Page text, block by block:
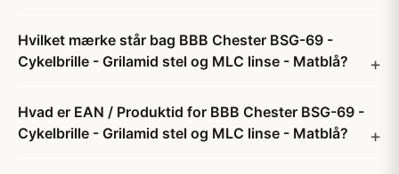
Hvilket mærke står bag BBB Chester BSG-69 -
Cykelbrille - Grilamid stel og MLC linse - Matblå?
Hvad er EAN / Produktid for BBB Chester BSG-69 -
Cykelbrille - Grilamid stel og MLC linse - Matblå?